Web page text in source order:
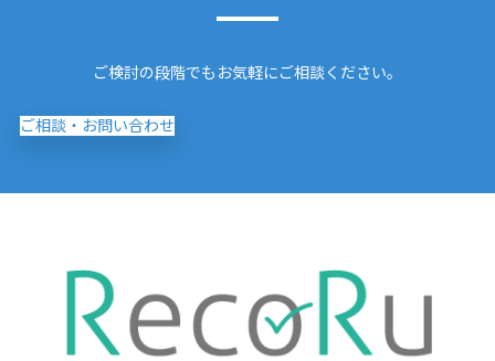
ご検討の段階でもお気軽にご相談ください。
ご相談・お問い合わせ